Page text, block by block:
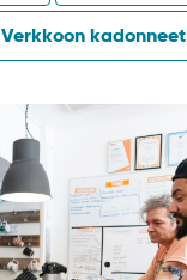
Verkkoon kadonneet